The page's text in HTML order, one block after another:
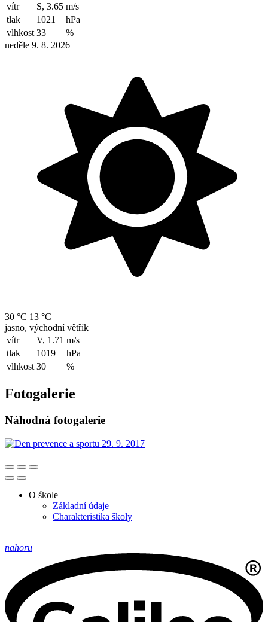
vítr
S, 3.65 m/s
tlak
1021
hPa
vlhkost 33
%
neděle 9. 8. 2026
30 °C 13 °C
jasno, východní větřík
vítr
V, 1.71 m/s
tlak
1019
hPa
vlhkost 30 %
Fotogalerie
Náhodná fotogalerie
O śkole
Základní údaje
Charakteristika školy
nahoru